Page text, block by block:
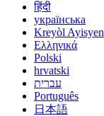
हिंदी
українська
Kreyòl Ayisyen
Ελληνικά
Polski
hrvatski
עברית
Português
日本語